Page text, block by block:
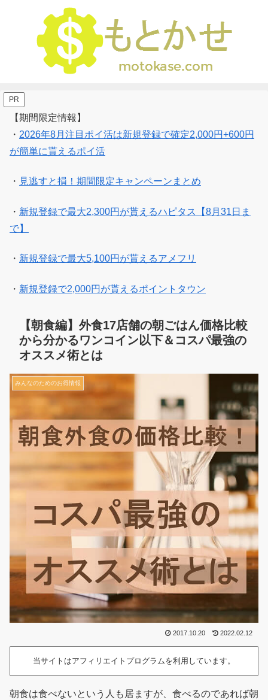
PR
【期間限定情報】
・ 2026年8月注目ポイ活は新規登録で確定2,000円+600円
が簡単に貰えるポイ活
・ 見逃すと損！期間限定キャンペーンまとめ
・ 新規登録で最大2,300円が貰えるハピタス【8月31日ま
で】
・ 新規登録で最大5,100円が貰えるアメフリ
・ 新規登録で2,000円が貰えるポイントタウン
【朝食編】外食17店舗の朝ごはん価格比較
から分かるワンコイン以下＆コスパ最強の
オススメ術とは
みんなのためのお得情報
2017.10.20 2022.02.12
当サイトはアフィリエイトプログラムを利用しています。
朝食は食べないという人も居ますが、食べるのであれば朝